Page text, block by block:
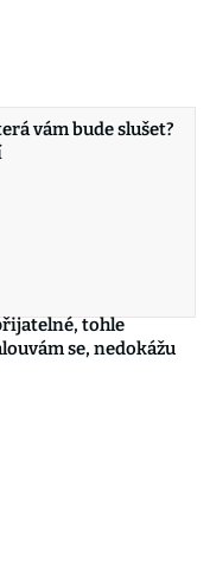
vám bude slušet?
tohle
se, nedokážu